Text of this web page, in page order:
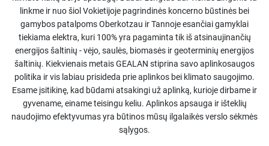
linkme ir nuo šiol Vokietijoje pagrindinės koncerno būstinės bei
gamybos patalpoms Oberkotzau ir Tannoje esančiai gamyklai
tiekiama elektra, kuri 100% yra pagaminta tik iš atsinaujinančių
energijos šaltinių - vėjo, saulės, biomasės ir geoterminių energijos
šaltinių. Kiekvienais metais GEALAN stiprina savo aplinkosaugos
politika ir vis labiau prisideda prie aplinkos bei klimato saugojimo.
Esame įsitikinę, kad būdami atsakingi už aplinką, kurioje dirbame ir
gyvename, einame teisingu keliu. Aplinkos apsauga ir išteklių
naudojimo efektyvumas yra būtinos mūsų ilgalaikės verslo sėkmės
sąlygos.